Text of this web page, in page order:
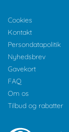
Cookies
Kontakt
Persondatapolitik
Nyhedsbrev
Gavekort
FAQ
Om os
Tilbud og rabatter